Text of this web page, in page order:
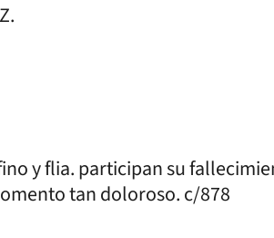
y flia. participan su
tan doloroso. c/878